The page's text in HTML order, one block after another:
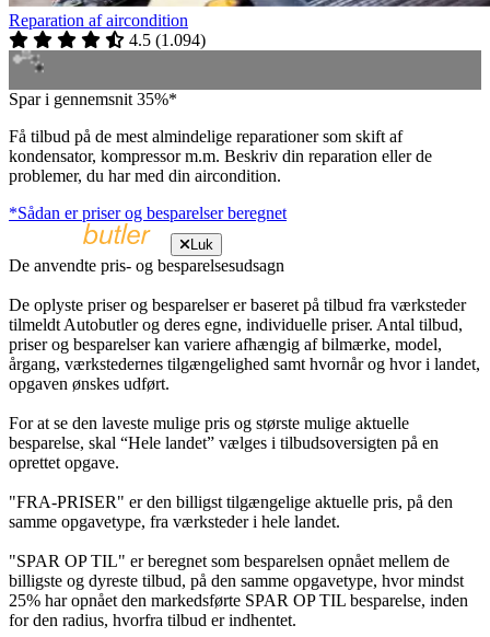
Reparation af aircondition
4.5 (1.094)
Spar i gennemsnit 35%*
Få tilbud på de mest almindelige reparationer som skift af
kondensator, kompressor m.m. Beskriv din reparation eller de
problemer, du har med din aircondition.
*Sådan er priser og besparelser beregnet
Luk
De anvendte pris- og besparelsesudsagn
De oplyste priser og besparelser er baseret på tilbud fra værksteder
tilmeldt Autobutler og deres egne, individuelle priser. Antal tilbud,
priser og besparelser kan variere afhængig af bilmærke, model,
årgang, værkstedernes tilgængelighed samt hvornår og hvor i landet,
opgaven ønskes udført.
For at se den laveste mulige pris og største mulige aktuelle
besparelse, skal “Hele landet” vælges i tilbudsoversigten på en
oprettet opgave.
"FRA-PRISER" er den billigst tilgængelige aktuelle pris, på den
samme opgavetype, fra værksteder i hele landet.
"SPAR OP TIL" er beregnet som besparelsen opnået mellem de
billigste og dyreste tilbud, på den samme opgavetype, hvor mindst
25% har opnået den markedsførte SPAR OP TIL besparelse, inden
for den radius, hvorfra tilbud er indhentet.